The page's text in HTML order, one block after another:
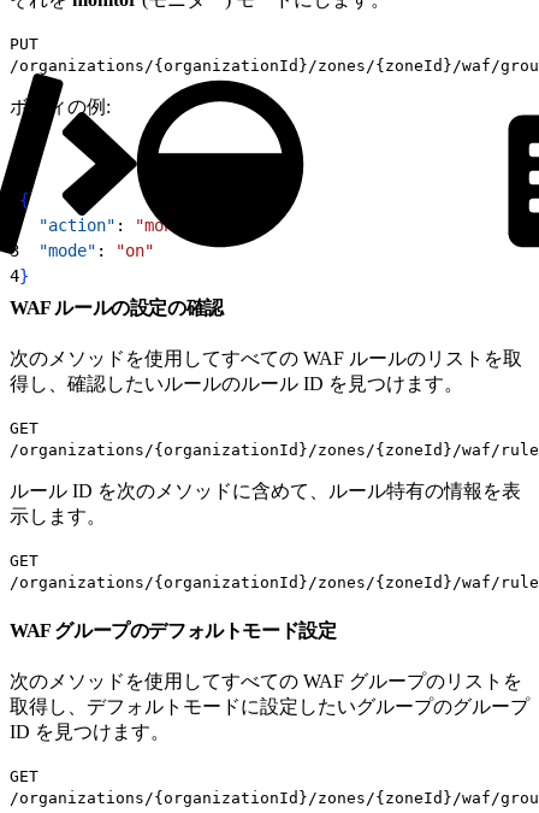
PUT
/organizations/{organizationId}/zones/{zoneId}/waf/
ボディの例:
{
  "action"
: "monitor"
3
  "mode"
:
"on"
4}
WAF ルールの設定の確認
次のメソッドを使用してすべての WAF ルールのリストを取
得し、確認したいルールのルール ID を見つけます。
GET
/organizations/{organizationId}/zones/{zoneId}/waf/
ルール ID を次のメソッドに含めて、ルール特有の情報を表
示します。
GET
/organizations/{organizationId}/zones/{zoneId}/waf/
WAF グループのデフォルトモード設定
次のメソッドを使用してすべての WAF グループのリストを
取得し、デフォルトモードに設定したいグループのグループ
ID を見つけます。
GET
/organizations/{organizationId}/zones/{zoneId}/waf/